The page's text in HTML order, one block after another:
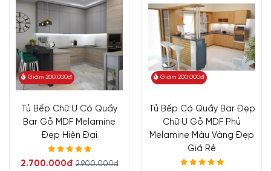
Giảm 200.000đ
Tủ Bếp Chữ U Có Quầy
Bar Gỗ MDF Melamine
Đẹp Hiện Đại
2.700.000đ 2.900.000đ
Giảm 200.000đ
Tủ Bếp Có Quầy Bar Đẹp
Chữ U Gỗ MDF Phủ
Melamine Màu Vàng Đẹp
Giá Rẻ